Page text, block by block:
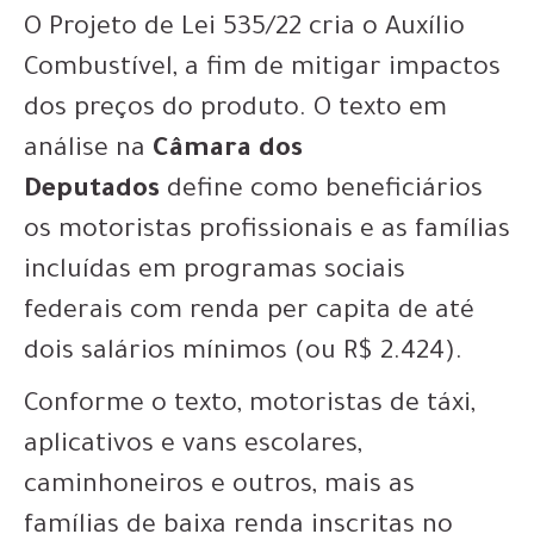
O Projeto de Lei 535/22 cria o Auxílio
Combustível, a fim de mitigar impactos
dos preços do produto. O texto em
análise na Câmara dos
Deputados define como beneficiários
os motoristas profissionais e as famílias
incluídas em programas sociais
federais com renda per capita de até
dois salários mínimos (ou R$ 2.424).
Conforme o texto, motoristas de táxi,
aplicativos e vans escolares,
caminhoneiros e outros, mais as
famílias de baixa renda inscritas no